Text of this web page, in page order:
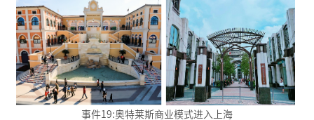
事件19:奥特莱斯商业模式进入上海